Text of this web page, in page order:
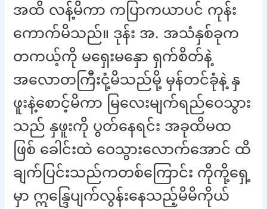
အထိ လန့်မိကာ ကပြာကယာပင် ကုန်း
ကောက်မိသည်။ ဒုန်း အ. အသံနှစ်ခုက
တကယ့်ကို မရှေးမနှော ရှက်စိတ်နဲ့
အလောတကြီးငုံ့မိသည်မို့ မှန်တင်ခုံနဲ့ နှ
ဖူးနဲ့စောင့်မိကာ မြလေးမျက်ရည်ဝေသွား
သည် နှဖူးကို ပွတ်နေရင်း အခုထိမထ
ဖြစ် ခေါင်းထဲ ဝေသွားလောက်အောင် ထိ
ချက်ပြင်းသည်ကတစ်ကြောင်း ကိုကို့ရှေ့
မှာ ဣန္ဒြေပျက်လွန်းနေသည့်မိမိကိုယ်